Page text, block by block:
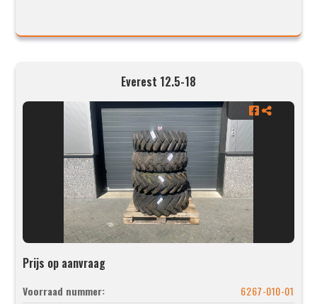
Everest 12.5-18
Prijs op aanvraag
Voorraad nummer: 6267-010-01